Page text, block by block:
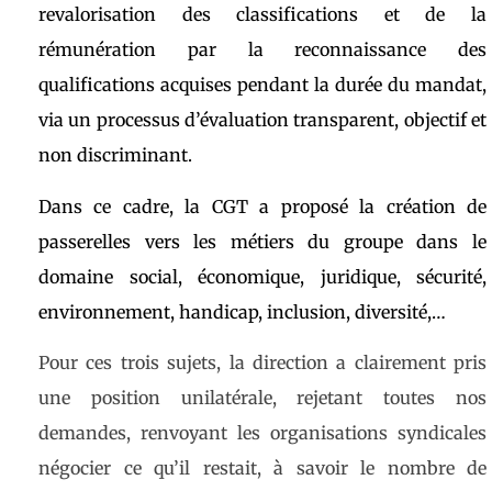
revalorisation des classifications et de la
rémunération par la reconnaissance des
qualifications acquises pendant la durée du mandat,
via un processus d’évaluation transparent, objectif et
non discriminant.
Dans ce cadre, la CGT a proposé la création de
passerelles vers les métiers du groupe dans le
domaine social, économique, juridique, sécurité,
environnement, handicap, inclusion, diversité,…
Pour ces trois sujets, la direction a clairement pris
une position unilatérale, rejetant toutes nos
demandes, renvoyant les organisations syndicales
négocier ce qu’il restait, à savoir le nombre de